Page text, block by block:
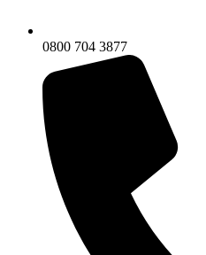
0800 704 3877